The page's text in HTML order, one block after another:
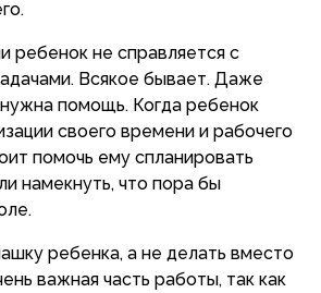
ребенок не справляется с
Всякое бывает. Даже
помощь. Когда ребенок
своего времени и рабочего
помочь ему спланировать
намекнуть, что пора бы
ребенка, а не делать вместо
важная часть работы, так как